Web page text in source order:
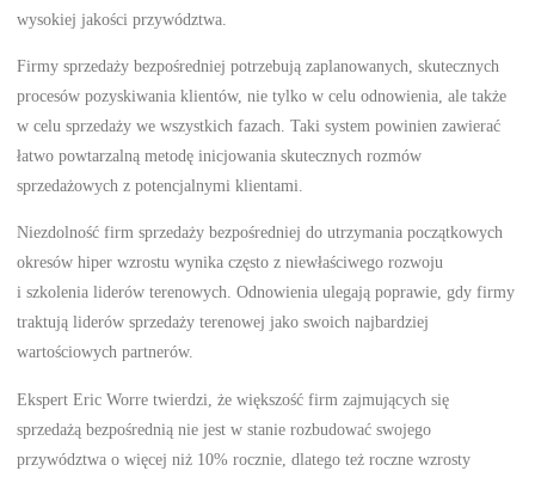
wysokiej jakości przywództwa.
Firmy sprzedaży bezpośredniej potrzebują zaplanowanych, skutecznych
procesów pozyskiwania klientów, nie tylko w celu odnowienia, ale także
w celu sprzedaży we wszystkich fazach. Taki system powinien zawierać
łatwo powtarzalną metodę inicjowania skutecznych rozmów
sprzedażowych z potencjalnymi klientami.
Niezdolność firm sprzedaży bezpośredniej do utrzymania początkowych
okresów hiper wzrostu wynika często z niewłaściwego rozwoju
i szkolenia liderów terenowych. Odnowienia ulegają poprawie, gdy firmy
traktują liderów sprzedaży terenowej jako swoich najbardziej
wartościowych partnerów.
Ekspert Eric Worre twierdzi, że większość firm zajmujących się
sprzedażą bezpośrednią nie jest w stanie rozbudować swojego
przywództwa o więcej niż 10% rocznie, dlatego też roczne wzrosty